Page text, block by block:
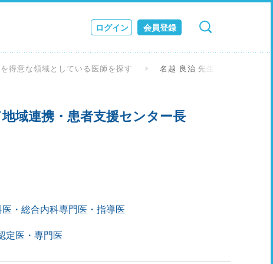
ログイン 会員登録
検索 キャンセル
得意な領域としている医師を探す 名越 良治 先生
域連携・患者支援センター長
・総合内科専門医・指導医
定医・専門医